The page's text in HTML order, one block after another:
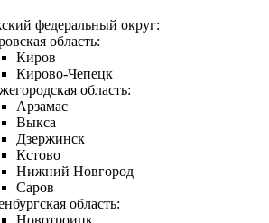
федеральный округ:
область:
Киров
Кирово-Чепецк
область:
Арзамас
Выкса
Дзержинск
Кстово
Нижний Новгород
Саров
область: